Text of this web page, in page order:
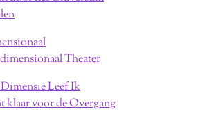
Theater
Leef Ik
klaar voor de Overgang